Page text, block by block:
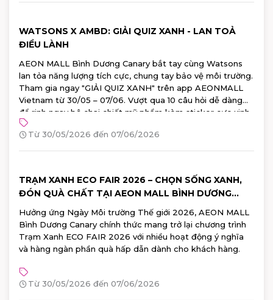
WATSONS X AMBD: GIẢI QUIZ XANH - LAN TOẢ
ĐIỀU LÀNH
AEON MALL Bình Dương Canary bắt tay cùng Watsons
lan tỏa năng lượng tích cực, chung tay bảo vệ môi trường.
Tham gia ngay "GIẢI QUIZ XANH" trên app AEONMALL
Vietnam từ 30/05 – 07/06. Vượt qua 10 câu hỏi dễ dàng
để rinh ngay bộ chai chiết mỹ phẩm kèm sticker cực xinh
từ Watsons!
Từ 30/05/2026 đến 07/06/2026
TRẠM XANH ECO FAIR 2026 – CHỌN SỐNG XANH,
ĐÓN QUÀ CHẤT TẠI AEON MALL BÌNH DƯƠNG
CANARY
Hưởng ứng Ngày Môi trường Thế giới 2026, AEON MALL
Bình Dương Canary chính thức mang trở lại chương trình
Trạm Xanh ECO FAIR 2026 với nhiều hoạt động ý nghĩa
và hàng ngàn phần quà hấp dẫn dành cho khách hàng.
Từ 30/05/2026 đến 07/06/2026